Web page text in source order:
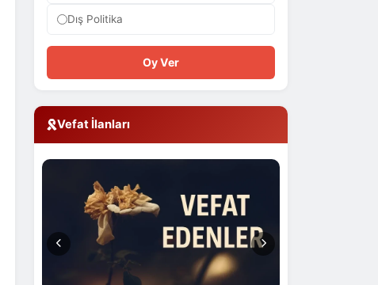
Dış Politika
Oy Ver
Vefat İlanları